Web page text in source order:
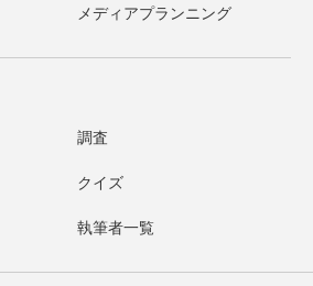
メディアプランニング
調査
クイズ
執筆者一覧